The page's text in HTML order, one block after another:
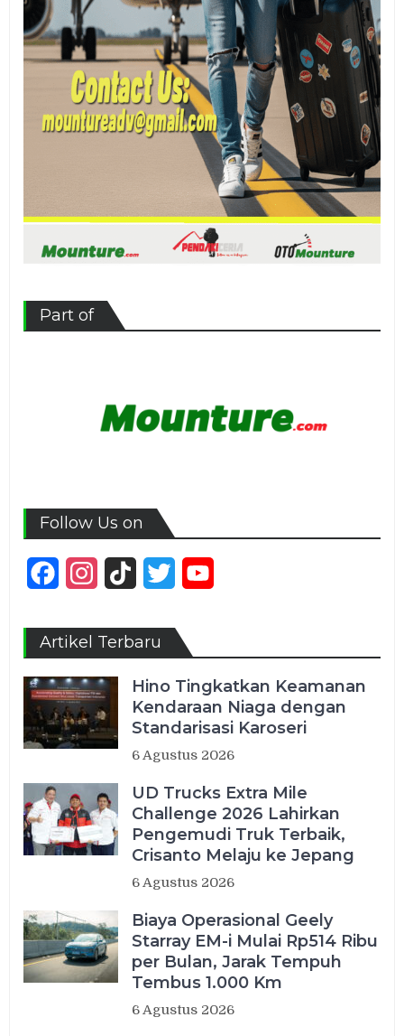
Part of
Follow Us on
FacebookInstagram
TikTok Twitter
Artikel Terbaru
Hino Tingkatkan Keamanan
Kendaraan Niaga dengan
Standarisasi Karoseri
6 Agustus 2026
UD Trucks Extra Mile
Challenge 2026 Lahirkan
Pengemudi Truk Terbaik,
Crisanto Melaju ke Jepang
6 Agustus 2026
Biaya Operasional Geely
Starray EM-i Mulai Rp514 Ribu
per Bulan, Jarak Tempuh
Tembus 1.000 Km
6 Agustus 2026